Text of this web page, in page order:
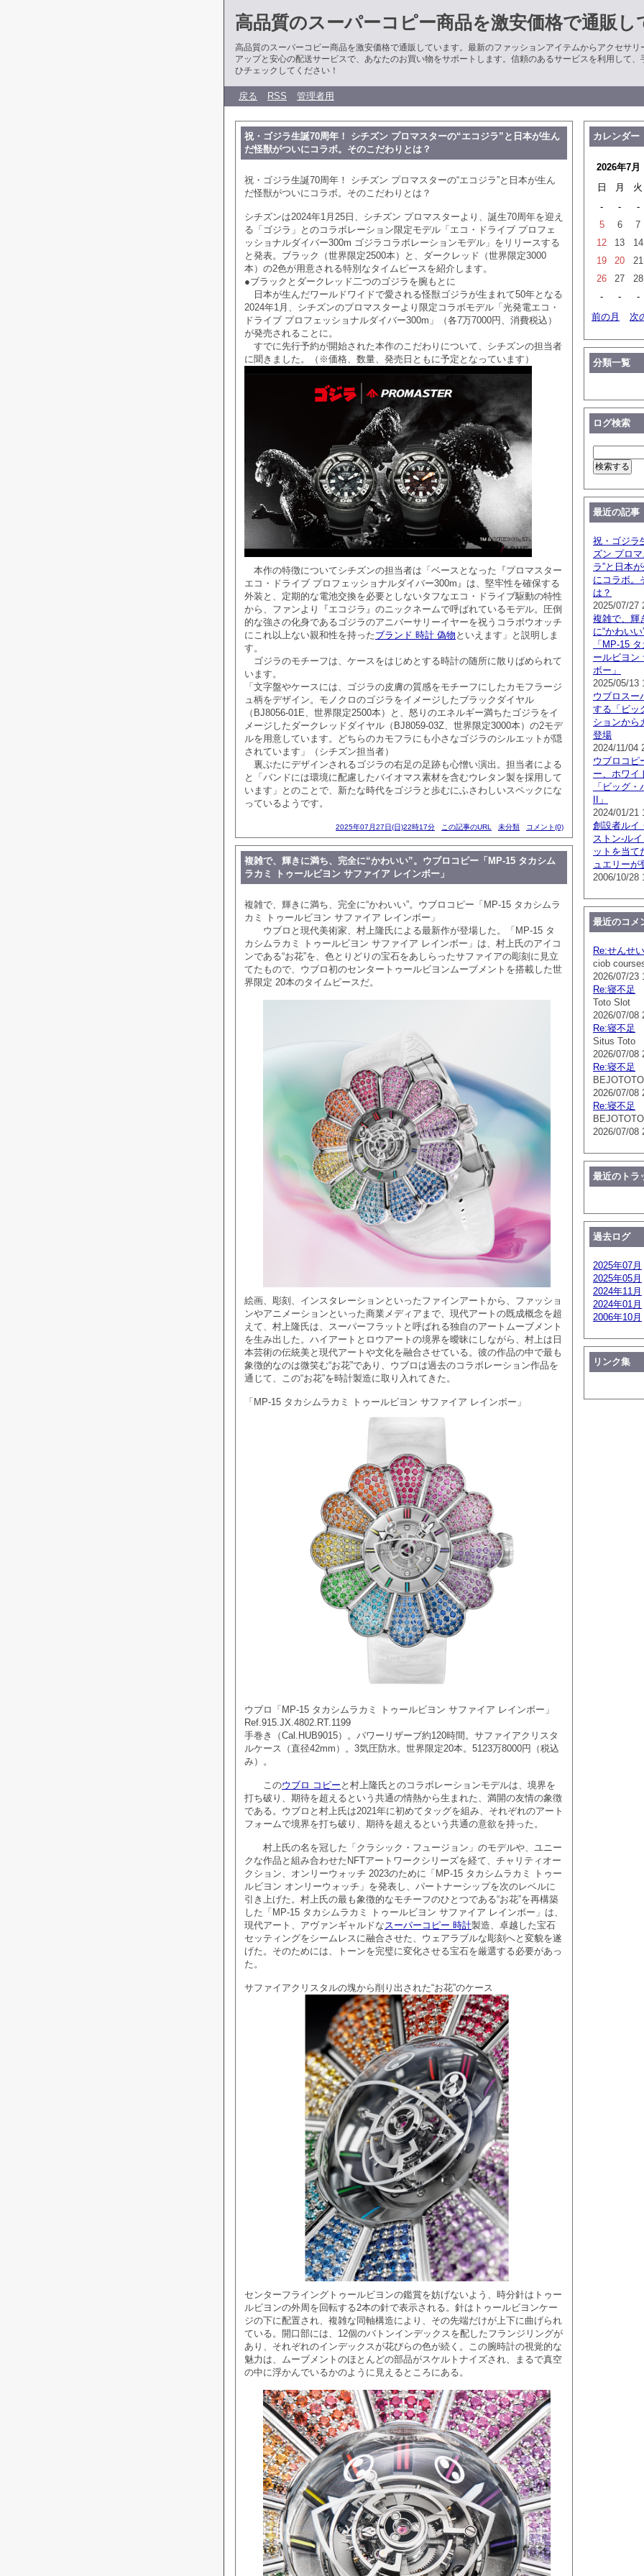
高品質のスーパーコピー商品を激安価格で通販し
高品質のスーパーコピー商品を激安価格で通販しています。最新のファッションアイテムからアクセサリ
アップと安心の配送サービスで、あなたのお買い物をサポートします。信頼のあるサービスを利用して、
ひチェックしてください！
戻る RSS 管理者用
祝・ゴジラ生誕70周年！ シチズン プロマスターの“エコジラ”と日本が生ん
だ怪獣がついにコラボ。そのこだわりとは？
祝・ゴジラ生誕70周年！ シチズン プロマスターの“エコジラ”と日本が生ん
だ怪獣がついにコラボ。そのこだわりとは？
シチズンは2024年1月25日、シチズン プロマスターより、誕生70周年を迎え
る「ゴジラ」とのコラボレーション限定モデル「エコ・ドライブ プロフェ
ッショナルダイバー300m ゴジラコラボレーションモデル」をリリースする
と発表。ブラック（世界限定2500本）と、ダークレッド（世界限定3000
本）の2色が用意される特別なタイムピースを紹介します。
●ブラックとダークレッド二つのゴジラを腕もとに
日本が生んだワールドワイドで愛される怪獣ゴジラが生まれて50年となる
2024年1月、シチズンのプロマスターより限定コラボモデル「光発電エコ・
ドライブ プロフェッショナルダイバー300m」（各7万7000円、消費税込）
が発売されることに。
すでに先行予約が開始された本作のこだわりについて、シチズンの担当者
に聞きました。（※価格、数量、発売日ともに予定となっています）
本作の特徴についてシチズンの担当者は「ベースとなった『プロマスター
エコ・ドライブ プロフェッショナルダイバー300m』は、堅牢性を確保する
外装と、定期的な電池交換を必要としないタフなエコ・ドライブ駆動の特性
から、ファンより『エコジラ』のニックネームで呼ばれているモデル。圧倒
的な強さの化身であるゴジラのアニバーサリーイヤーを祝うコラボウオッチ
にこれ以上ない親和性を持ったブランド 時計 偽物 といえます」と説明しま
す。
ゴジラのモチーフは、ケースをはじめとする時計の随所に散りばめられて
います。
「文字盤やケースには、ゴジラの皮膚の質感をモチーフにしたカモフラージ
ュ柄をデザイン。モノクロのゴジラをイメージしたブラックダイヤル
（BJ8056-01E、世界限定2500本）と、怒りのエネルギー満ちたゴジラをイ
メージしたダークレッドダイヤル（BJ8059-03Z、世界限定3000本）の2モデ
ルを用意しています。どちらのカモフラにも小さなゴジラのシルエットが隠
されています」（シチズン担当者）
裏ぶたにデザインされるゴジラの右足の足跡も心憎い演出。担当者による
と「バンドには環境に配慮したバイオマス素材を含むウレタン製を採用して
います」とのことで、新たな時代をゴジラと歩むにふさわしいスペックにな
っているようです。
2025年07月27日(日)22時17分 この記事のURL 未分類 コメント(0)
複雑で、輝きに満ち、完全に“かわいい”。ウブロコピー「MP-15 タカシム
ラカミ トゥールビヨン サファイア レインボー」
複雑で、輝きに満ち、完全に“かわいい”。ウブロコピー「MP-15 タカシムラ
カミ トゥールビヨン サファイア レインボー」
ウブロと現代美術家、村上隆氏による最新作が登場した。「MP-15 タ
カシムラカミ トゥールビヨン サファイア レインボー」は、村上氏のアイコ
ンである“お花”を、色とりどりの宝石をあしらったサファイアの彫刻に見立
てたもので、ウブロ初のセンタートゥールビヨンムーブメントを搭載した世
界限定 20本のタイムピースだ。
絵画、彫刻、インスタレーションといったファインアートから、ファッショ
ンやアニメーションといった商業メディアまで、現代アートの既成概念を超
えて、村上隆氏は、スーパーフラットと呼ばれる独自のアートムーブメント
を生み出した。ハイアートとロウアートの境界を曖昧にしながら、村上は日
本芸術の伝統美と現代アートや文化を融合させている。彼の作品の中で最も
象徴的なのは微笑む“お花”であり、ウブロは過去のコラボレーション作品を
通じて、この“お花”を時計製造に取り入れてきた。
「MP-15 タカシムラカミ トゥールビヨン サファイア レインボー」
ウブロ「MP-15 タカシムラカミ トゥールビヨン サファイア レインボー」
Ref.915.JX.4802.RT.1199
手巻き（Cal.HUB9015）。パワーリザーブ約120時間。サファイアクリスタ
ルケース（直径42mm）。3気圧防水。世界限定20本。5123万8000円（税込
み）。
このウブロ コピー と村上隆氏とのコラボレーションモデルは、境界を
打ち破り、期待を超えるという共通の情熱から生まれた、満開の友情の象徴
である。ウブロと村上氏は2021年に初めてタッグを組み、それぞれのアート
フォームで境界を打ち破り、期待を超えるという共通の意欲を持った。
村上氏の名を冠した「クラシック・フュージョン」のモデルや、ユニー
クな作品と組み合わせたNFTアートワークシリーズを経て、チャリティオー
クション、オンリーウォッチ 2023のために「MP-15 タカシムラカミ トゥー
ルビヨン オンリーウォッチ」を発表し、パートナーシップを次のレベルに
引き上げた。村上氏の最も象徴的なモチーフのひとつである“お花”を再構築
した「MP-15 タカシムラカミ トゥールビヨン サファイア レインボー」は、
現代アート、アヴァンギャルドな スーパーコピー 時計製造、卓越した宝石
セッティングをシームレスに融合させた、ウェアラブルな彫刻へと変貌を遂
げた。そのためには、トーンを完璧に変化させる宝石を厳選する必要があっ
た。
サファイアクリスタルの塊から削り出された“お花”のケース
センターフライングトゥールビヨンの鑑賞を妨げないよう、時分針はトゥー
ルビヨンの外周を回転する2本の針で表示される。針はトゥールビヨンケー
ジの下に配置され、複雑な同軸構造により、その先端だけが上下に曲げられ
ている。開口部には、12個のバトンインデックスを配したフランジリングが
あり、それぞれのインデックスが花びらの色が続く。この腕時計の視覚的な
魅力は、ムーブメントのほとんどの部品がスケルトナイズされ、まるで真空
の中に浮かんでいるかのように見えるところにある。
カレンダー
2026年7月
日
月 火
-
- -
5
6 7
12
13 14
19
20 21
26
27 28
-
- -
前の月
次
分類一覧
ログ検索
最近の記事
祝・ゴジラ
ズン プロ
ラ”と日本
にコラボ。
は？
2025/07/27
複雑で、輝
に“かわい
「MP-15
ールビヨン
ボー」
2025/05/13
ウブロスー
する「ビッ
ションから
登場
2024/11/04
ウブロコピ
ー、ホワイ
「ビッグ
II」
2024/01/21
創設者ルイ
ストン-ル
ットを当て
ュエリーが
2006/10/28
最近のコメ
Re:せんせい
ciob
2026/07/23
Re:寝不足
Toto Slot
2026/07/08
Re:寝不足
Situs Toto
2026/07/08
Re:寝不足
BEJOTOTO
2026/07/08
Re:寝不足
2026/07/08
最近のトラ
過去ログ
2025年07月
2025年05月
2024年11月
2024年01月
2006年10月
リンク集